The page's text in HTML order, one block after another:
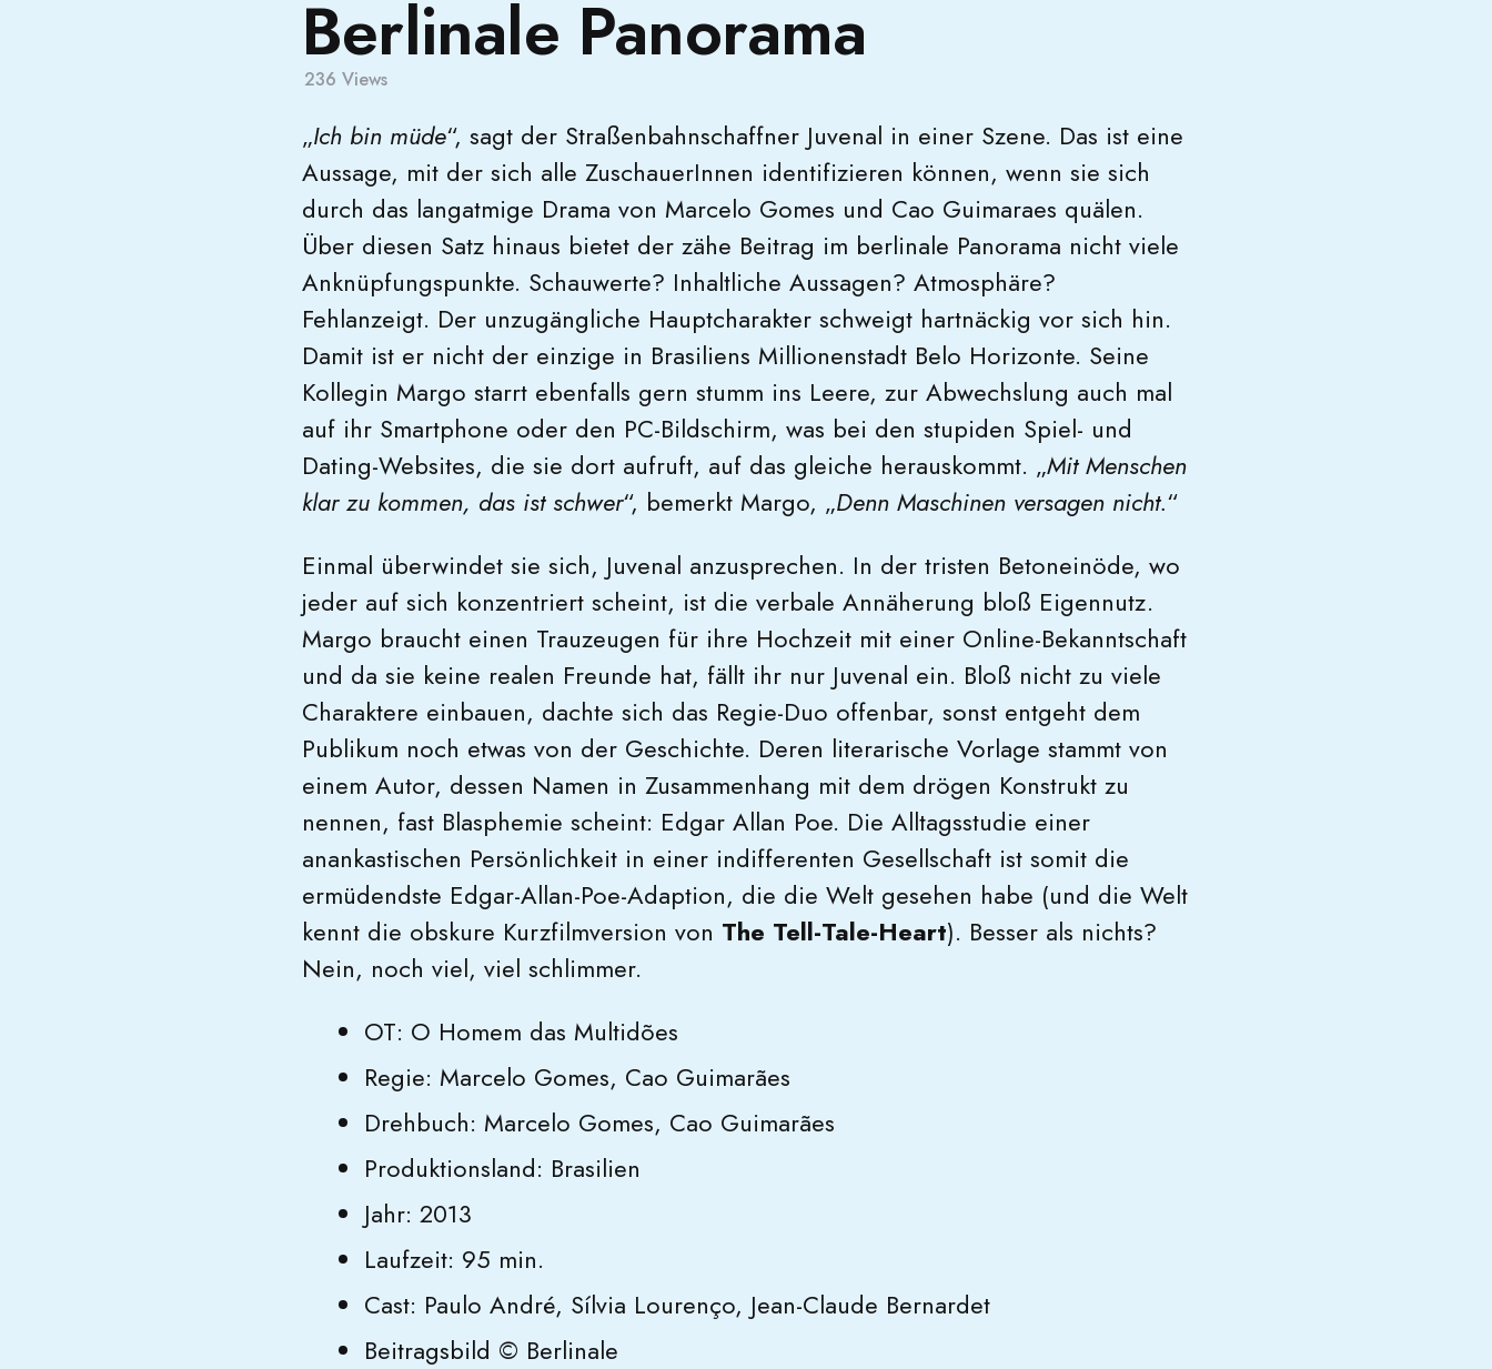
Berlinale Panorama
236 Views
„Ich bin müde“, sagt der Straßenbahnschaffner Juvenal in einer Szene. Das ist eine
Aussage, mit der sich alle ZuschauerInnen identifizieren können, wenn sie sich
durch das langatmige Drama von Marcelo Gomes und Cao Guimaraes quälen.
Über diesen Satz hinaus bietet der zähe Beitrag im berlinale Panorama nicht viele
Anknüpfungspunkte. Schauwerte? Inhaltliche Aussagen? Atmosphäre?
Fehlanzeigt. Der unzugängliche Hauptcharakter schweigt hartnäckig vor sich hin.
Damit ist er nicht der einzige in Brasiliens Millionenstadt Belo Horizonte. Seine
Kollegin Margo starrt ebenfalls gern stumm ins Leere, zur Abwechslung auch mal
auf ihr Smartphone oder den PC-Bildschirm, was bei den stupiden Spiel- und
Dating-Websites, die sie dort aufruft, auf das gleiche herauskommt. „Mit Menschen
klar zu kommen, das ist schwer“, bemerkt Margo, „Denn Maschinen versagen nicht.“
Einmal überwindet sie sich, Juvenal anzusprechen. In der tristen Betoneinöde, wo
jeder auf sich konzentriert scheint, ist die verbale Annäherung bloß Eigennutz.
Margo braucht einen Trauzeugen für ihre Hochzeit mit einer Online-Bekanntschaft
und da sie keine realen Freunde hat, fällt ihr nur Juvenal ein. Bloß nicht zu viele
Charaktere einbauen, dachte sich das Regie-Duo offenbar, sonst entgeht dem
Publikum noch etwas von der Geschichte. Deren literarische Vorlage stammt von
einem Autor, dessen Namen in Zusammenhang mit dem drögen Konstrukt zu
nennen, fast Blasphemie scheint: Edgar Allan Poe. Die Alltagsstudie einer
anankastischen Persönlichkeit in einer indifferenten Gesellschaft ist somit die
ermüdendste Edgar-Allan-Poe-Adaption, die die Welt gesehen habe (und die Welt
kennt die obskure Kurzfilmversion von The Tell-Tale-Heart). Besser als nichts?
Nein, noch viel, viel schlimmer.
OT: O Homem das Multidões
Regie: Marcelo Gomes, Cao Guimarães
Drehbuch: Marcelo Gomes, Cao Guimarães
Produktionsland: Brasilien
Jahr: 2013
Laufzeit: 95 min.
Cast: Paulo André, Sílvia Lourenço, Jean-Claude Bernardet
Beitragsbild © Berlinale